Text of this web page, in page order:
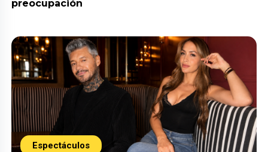
preocupación
Espectáculos